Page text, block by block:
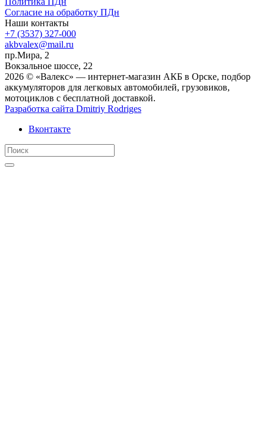
Согласие на обработку ПДн
Наши контакты
+7 (3537) 327-000
akbvalex@mail.ru
пр.Мира, 2
Вокзальное шоссе, 22
2026 © «Валекс» — интернет-магазин АКБ в Орске, подбор
аккумуляторов для легковых автомобилей, грузовиков,
мотоциклов с бесплатной доставкой.
Разработка сайта Dmitriy Rodriges
Вконтакте